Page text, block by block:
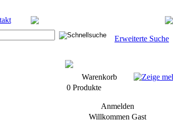
Erweiterte Suche
Warenkorb
0 Produkte
Anmelden
Willkommen Gast